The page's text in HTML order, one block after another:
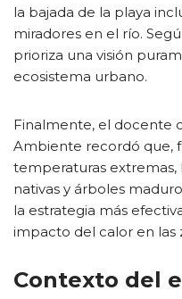
la bajada de la playa
miradores en el río.
prioriza una visión
ecosistema urbano.
Finalmente, el docente
Ambiente recordó que,
temperaturas extremas,
nativas y árboles
la estrategia más
impacto del calor en las
Contexto del